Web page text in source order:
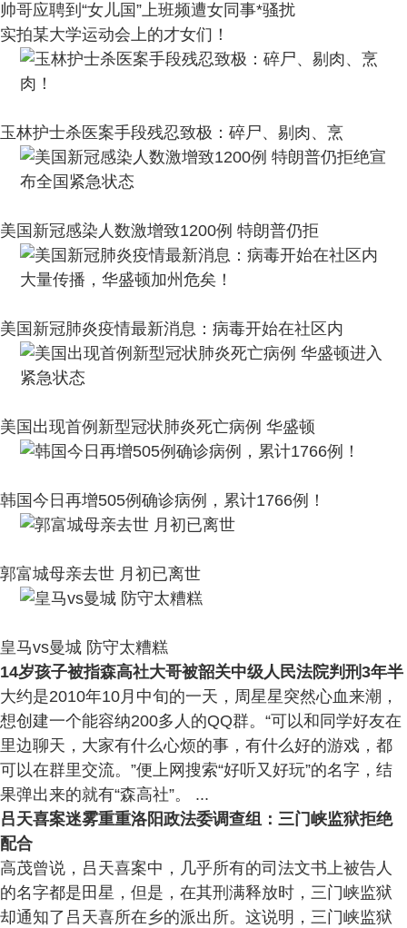
帅哥应聘到“女儿国”上班频遭女同事*骚扰
实拍某大学运动会上的才女们！
玉林护士杀医案手段残忍致极：碎尸、剔肉、烹
美国新冠感染人数激增致1200例 特朗普仍拒
美国新冠肺炎疫情最新消息：病毒开始在社区内
美国出现首例新型冠状肺炎死亡病例 华盛顿
韩国今日再增505例确诊病例，累计1766例！
郭富城母亲去世 月初已离世
皇马vs曼城 防守太糟糕
14岁孩子被指森高社大哥被韶关中级人民法院判刑3年半
大约是2010年10月中旬的一天，周星星突然心血来潮，
想创建一个能容纳200多人的QQ群。“可以和同学好友在
里边聊天，大家有什么心烦的事，有什么好的游戏，都
可以在群里交流。”便上网搜索“好听又好玩”的名字，结
果弹出来的就有“森高社”。 ...
吕天喜案迷雾重重洛阳政法委调查组：三门峡监狱拒绝
配合
高茂曾说，吕天喜案中，几乎所有的司法文书上被告人
的名字都是田星，但是，在其刑满释放时，三门峡监狱
却通知了吕天喜所在乡的派出所。这说明，三门峡监狱